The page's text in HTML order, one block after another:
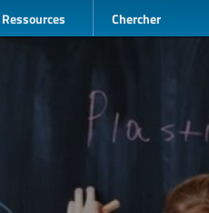
Ressources Chercher